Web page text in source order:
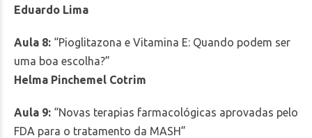
Eduardo Lima
Aula 8: “Pioglitazona e Vitamina E: Quando podem ser
uma boa escolha?”
Helma Pinchemel Cotrim
Aula 9: “Novas terapias farmacológicas aprovadas pelo
FDA para o tratamento da MASH”